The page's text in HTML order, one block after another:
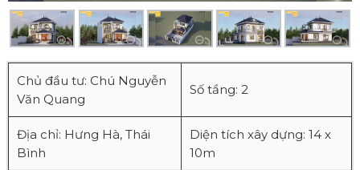
Chủ đầu tư: Chú Nguyễn
Văn Quang
Số tầng: 2
Địa chỉ: Hưng Hà, Thái
Bình
Diện tích xây dựng: 14 x
10m